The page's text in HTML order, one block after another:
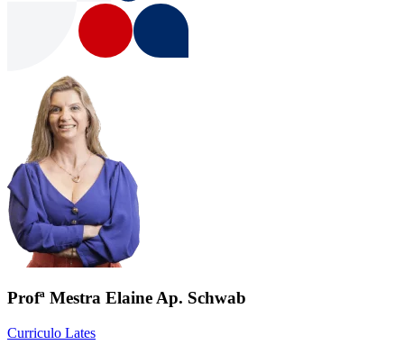
Profª Mestra Elaine Ap. Schwab
Curriculo Lates